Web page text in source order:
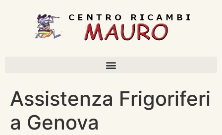
Assistenza Frigoriferi
a Genova